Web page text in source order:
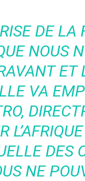
DE LA
NOUS
ET
VA
DES
NE